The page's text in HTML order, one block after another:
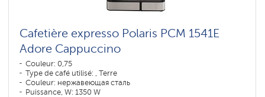
Cafetière expresso Polaris PCM 1541E
Adore Cappuccino
Couleur: 0,75
Type de café utilisé: , Terre
Couleur: нержавеющая сталь
Puissance, W: 1350 W